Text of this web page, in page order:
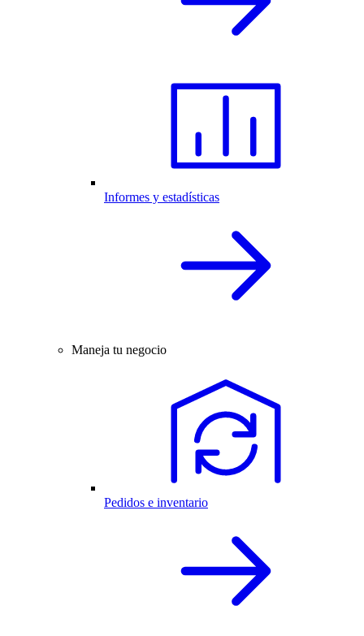
Informes y estadísticas
Maneja tu negocio
Pedidos e inventario